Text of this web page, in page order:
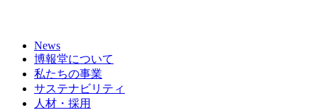
News
博報堂について
私たちの事業
サステナビリティ
人材・採用